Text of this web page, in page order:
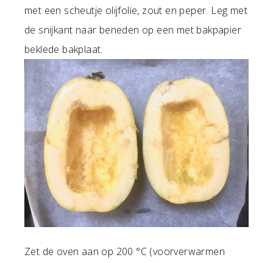
met een scheutje olijfolie, zout en peper. Leg met
de snijkant naar beneden op een met bakpapier
beklede bakplaat.
Zet de oven aan op 200 °C (voorverwarmen